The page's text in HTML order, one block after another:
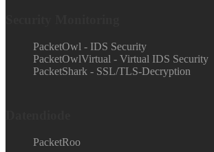
PacketOwl - IDS Security
PacketOwlVirtual - Virtual IDS Security
PacketShark - SSL/TLS-Decryption
PacketRoo